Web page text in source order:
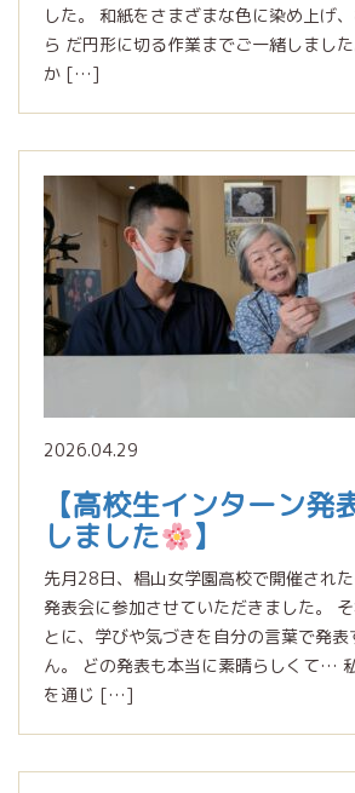
した。 和紙をさまざまな色に染め上げ
ら だ円形に切る作業までご一緒しまし
か […]
2026.04.29
【高校生インターン発
しました 】
先月28日、椙山女学園高校で開催され
発表会に参加させていただきました。
とに、学びや気づきを自分の言葉で発
ん。 どの発表も本当に素晴らしくて…
を通じ […]